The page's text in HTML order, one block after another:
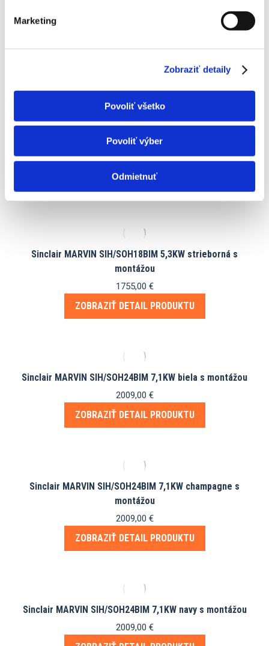
Marketing
Zobraziť detaily
Povoliť všetko
Povoliť výber
Odmietnuť
Sinclair MARVIN SIH/SOH18BIM 5,3KW champagne s
ZOBRAZIŤ DETAIL PRODUKTU
Sinclair MARVIN SIH/SOH18BIM 5,3KW navy s montážou
1755,00€
ZOBRAZIŤ DETAIL PRODUKTU
Sinclair MARVIN SIH/SOH18BIM 5,3KW strieborná s
montážou
1755,00 €
ZOBRAZIŤ DETAIL PRODUKTU
Sinclair MARVIN SIH/SOH24BIM 7,1KW biela s montážou
2009,00 €
ZOBRAZIŤ DETAIL PRODUKTU
Sinclair MARVIN SIH/SOH24BIM 7,1KW champagne s
montážou
2009,00 €
ZOBRAZIŤ DETAIL PRODUKTU
Sinclair MARVIN SIH/SOH24BIM 7,1KW navy s montážou
2009,00 €